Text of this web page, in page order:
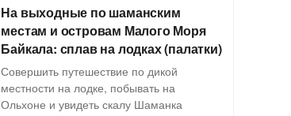
На выходные по шаманским
местам и островам Малого Моря
Байкала: сплав на лодках (палатки)
Совершить путешествие по дикой
местности на лодке, побывать на
Ольхоне и увидеть скалу Шаманка